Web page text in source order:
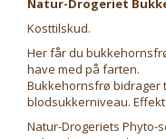
Natur-Drogeriet
Kosttilskud.
Her får du
have med på farten.
Bukkehornsfrø bidrager
blodsukkerniveau.
Natur-Drogeriets Phyto-